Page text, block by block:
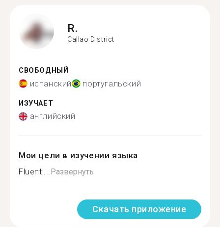
R.
Callao District
СВОБОДНЫЙ
испанский португальский
ИЗУЧАЕТ
английский
Мои цели в изучении языка
Fluentl...Развернуть
Скачать приложение